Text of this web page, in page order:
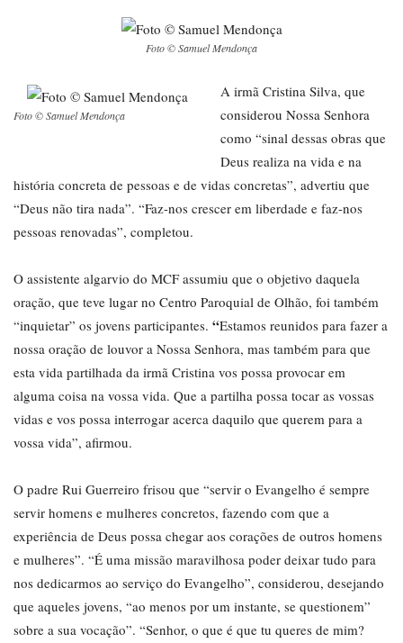
Foto © Samuel Mendonça
Foto © Samuel Mendonça
A irmã Cristina Silva, que
considerou Nossa Senhora
como “sinal dessas obras que
Deus realiza na vida e na
história concreta de pessoas e de vidas concretas”, advertiu que
“Deus não tira nada”. “Faz-nos crescer em liberdade e faz-nos
pessoas renovadas”, completou.
O assistente algarvio do MCF assumiu que o objetivo daquela
oração, que teve lugar no Centro Paroquial de Olhão, foi também
“inquietar” os jovens participantes. “Estamos reunidos para fazer a
nossa oração de louvor a Nossa Senhora, mas também para que
esta vida partilhada da irmã Cristina vos possa provocar em
alguma coisa na vossa vida. Que a partilha possa tocar as vossas
vidas e vos possa interrogar acerca daquilo que querem para a
vossa vida”, afirmou.
O padre Rui Guerreiro frisou que “servir o Evangelho é sempre
servir homens e mulheres concretos, fazendo com que a
experiência de Deus possa chegar aos corações de outros homens
e mulheres”. “É uma missão maravilhosa poder deixar tudo para
nos dedicarmos ao serviço do Evangelho”, considerou, desejando
que aqueles jovens, “ao menos por um instante, se questionem”
sobre a sua vocação”. “Senhor, o que é que tu queres de mim?